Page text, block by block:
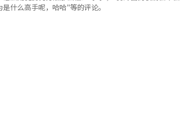
什么高手呢，哈哈"等的评论。